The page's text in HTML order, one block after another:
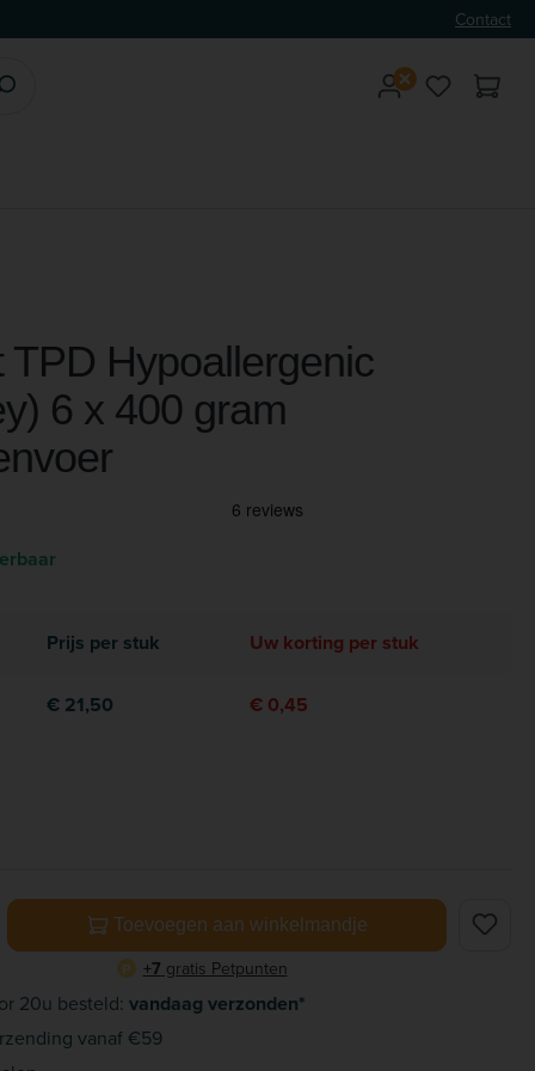
Contact
Je hebt
TPD Hypoallergenic
6 x 400 gram
Prijs per stuk Uw korting per stuk
€ 21,50 € 0,45
Voer de gewenste hoeveelheid in of gebruik de
Toevoegen aan winkelmandje
P +7 gratis Petpunten
20u besteld: vandaag verzonden*
vanaf €59